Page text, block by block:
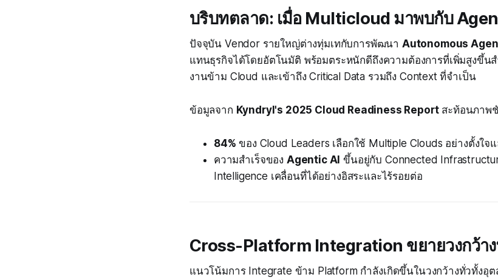
บริบทตลาด: เมื่อ Multicloud มาพบกับ
ปัจจุบัน Vendor รายใหญ่ต่างทุ่มเทกับการพัฒนา Autonomous
แทนธุรกิจได้โดยอัตโนมัติ พร้อมตระหนักดีถึงความต้องการที่เพิ่มสูงขึ้น
งานข้าม Cloud และเข้าถึง Critical Data รวมถึง Context ที่จำเป็น
ข้อมูลจาก Kyndryl's 2025 Cloud Readiness Reportสะท้อนภาพ
84% ของ Cloud Leaders เลือกใช้ Multiple Clouds อย่างตั้งใจ
ความสำเร็จของ Agentic AI ขึ้นอยู่กับ Connected
Intelligence เคลื่อนที่ได้อย่างอิสระและไร้รอยต่อ
Cross-Platform Integration ขยายวงกว้า
แนวโน้มการ Integrate ข้าม Platform กำลังเกิดขึ้นในวงกว้างทั่วทั้งอุ